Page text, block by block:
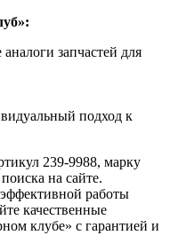
запчастей для
подход к
239-9988, марку
на сайте.
работы
качественные
клубе» с гарантией и